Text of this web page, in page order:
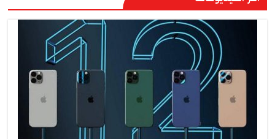
عسكري أمريكي في بعض قواعد
الإقليم
8 أغسطس، 2026 No Comment
الدخيل يتابع ميدانياً سير العمل في
المشاريع الاستراتيجية بالموصل
ويشدد على ضرورة إنجازها